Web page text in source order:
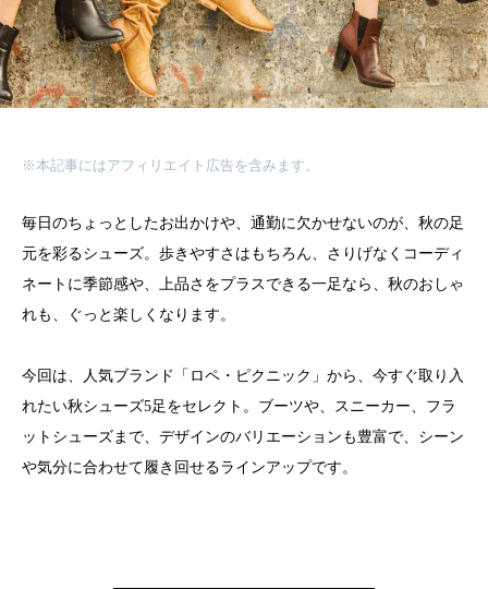
※本記事にはアフィリエイト広告を含みます。
毎日のちょっとしたお出かけや、通勤に欠かせないのが、秋の足
元を彩るシューズ。歩きやすさはもちろん、さりげなくコーディ
ネートに季節感や、上品さをプラスできる一足なら、秋のおしゃ
れも、ぐっと楽しくなります。
今回は、人気ブランド「ロペ・ピクニック」から、今すぐ取り入
れたい秋シューズ5足をセレクト。ブーツや、スニーカー、フラ
ットシューズまで、デザインのバリエーションも豊富で、シーン
や気分に合わせて履き回せるラインアップです。